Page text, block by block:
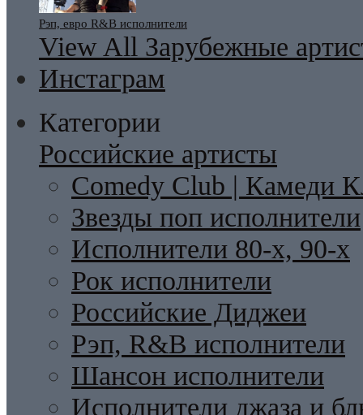
Рэп, евро R&B исполнители
View All Зарубежные
Инстаграм
Категории
Российские артисты
Comedy Club | Камеди
Звезды поп исполнители
Исполнители 80-х, 90-х
Рок исполнители
Российские Диджеи
Рэп, R&B исполнители
Шансон исполнители
Исполнители джаза и